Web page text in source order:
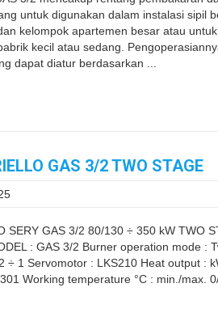
untuk digunakan dalam instalasi sipil
kelompok apartemen besar atau
kecil atau sedang.
dapat diatur berdasarkan ...
GAS 3/2 TWO STAGE
SERY GAS 3/2 80/130 ÷ 350 kW TWO
: GAS 3/2 Burner operation mode :
÷ 1 Servomotor : LKS210 Heat output :
Working temperature °C : min./max.